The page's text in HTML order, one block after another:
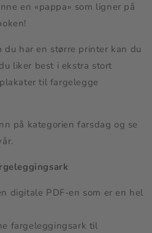
en «pappa» som ligner på
du har en større printer kan du
liker best i ekstra stort
til fargelegge
på kategorien farsdag og se
digitale PDF-en som er en hel
fargeleggingsark til